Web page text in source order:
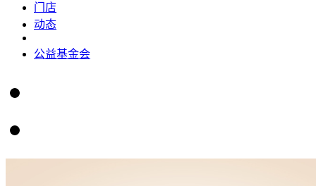
门店
动态
公益基金会